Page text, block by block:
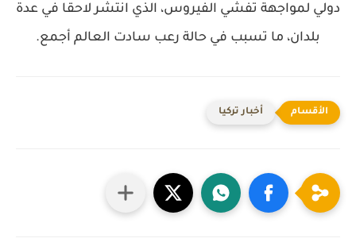
دولي لمواجهة تفشي الفيروس، الذي انتشر لاحقا في عدة
بلدان، ما تسبب في حالة رعب سادت العالم أجمع.
أخبار تركيا